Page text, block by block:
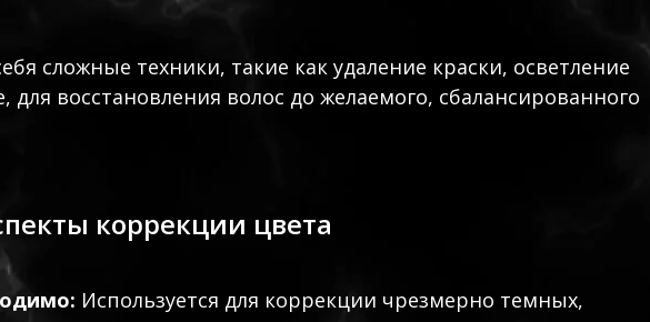
сложные техники, такие как удаление краски, осветление
для восстановления волос до желаемого, сбалансированного
коррекции цвета
Используется для коррекции чрезмерно темных,